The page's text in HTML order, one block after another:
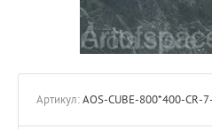
Артикул:AOS-CUBE-800*400-CR-